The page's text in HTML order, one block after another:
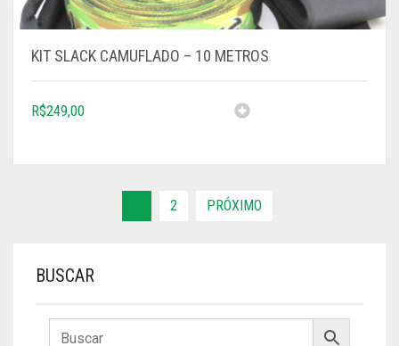
KIT SLACK CAMUFLADO – 10 METROS
R$249,00
2 PRÓXIMO
BUSCAR